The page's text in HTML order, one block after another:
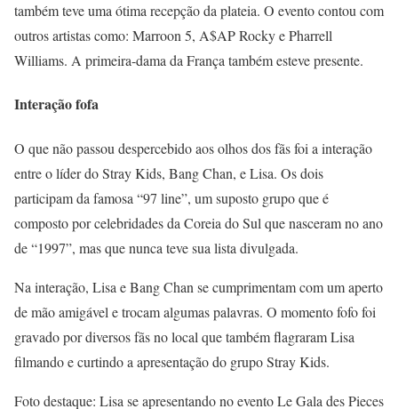
também teve uma ótima recepção da plateia. O evento contou com
outros artistas como: Marroon 5, A$AP Rocky e Pharrell
Williams. A primeira-dama da França também esteve presente.
Interação fofa
O que não passou despercebido aos olhos dos fãs foi a interação
entre o líder do Stray Kids, Bang Chan, e Lisa. Os dois
participam da famosa “97 line”, um suposto grupo que é
composto por celebridades da Coreia do Sul que nasceram no ano
de “1997”, mas que nunca teve sua lista divulgada.
Na interação, Lisa e Bang Chan se cumprimentam com um aperto
de mão amigável e trocam algumas palavras. O momento fofo foi
gravado por diversos fãs no local que também flagraram Lisa
filmando e curtindo a apresentação do grupo Stray Kids.
Foto destaque: Lisa se apresentando no evento Le Gala des Pieces